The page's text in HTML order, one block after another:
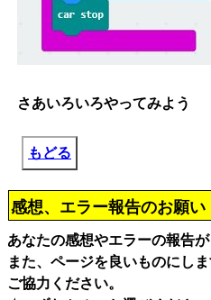
さあいろいろやってみよう
もどる
感想、エラー報告のお願い
あなたの感想やエラーの報告
また、ページを良いものにしま
ご協力ください。